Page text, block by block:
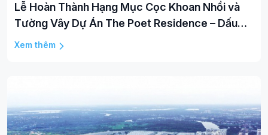
Lễ Hoàn Thành Hạng Mục Cọc Khoan Nhồi và
Tường Vây Dự Án The Poet Residence – Dấu
Mốc Quan Trọng Khởi Đầu Thi Công Chính Thức
Xem thêm